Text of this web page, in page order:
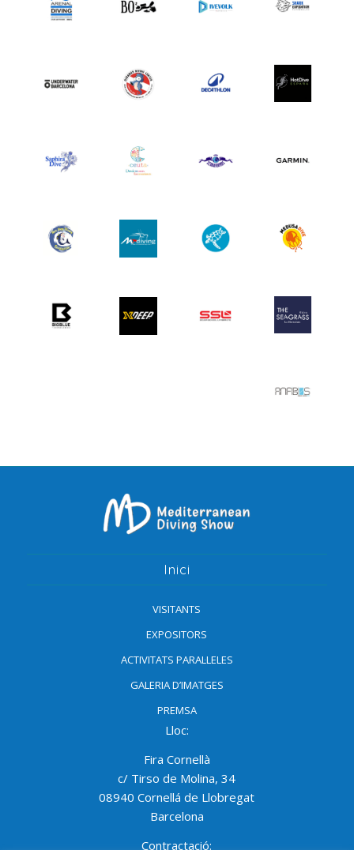
Inici
VISITANTS
EXPOSITORS
ACTIVITATS PARAL·LELES
GALERIA D’IMATGES
PREMSA
Lloc:
Fira Cornellà
c/ Tirso de Molina, 34
08940 Cornellá de Llobregat
Barcelona
Contractació: